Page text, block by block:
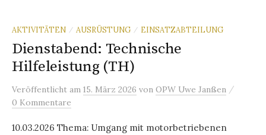
AKTIVITÄTEN / AUSRÜSTUNG / EINSATZABTEILUNG
Dienstabend: Technische
Hilfeleistung (TH)
Veröffentlicht am 15. März 2026 von OPW Uwe Janßen /
0 Kommentare
10.03.2026 Thema: Umgang mit motorbetriebenen